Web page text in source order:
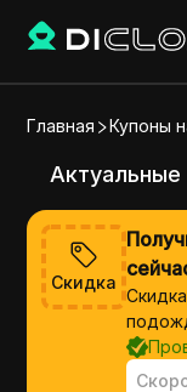
Главная Купоны
Скидка